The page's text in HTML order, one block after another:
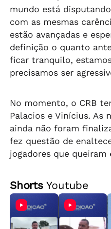
mundo está
com as mesmas
estão avançadas e
definição o quanto
ficar tranquilo,
precisamos ser
No momento, o CRB
Palacios e Vinícius. As
ainda não foram
fez questão de
jogadores que queiram
ShortsYoutube